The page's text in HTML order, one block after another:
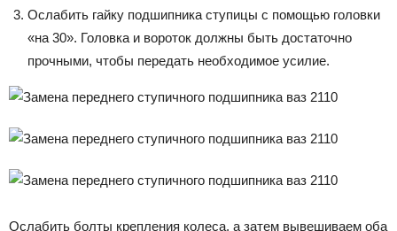
Ослабить гайку подшипника ступицы с помощью головки
«на 30». Головка и вороток должны быть достаточно
прочными, чтобы передать необходимое усилие.
Ослабить болты крепления колеса, а затем вывешиваем оба